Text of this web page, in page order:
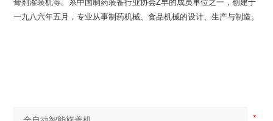
膏剂灌装机等。系中国制药装备行业协会Z早的成员单位之一，创建于
一九八六年五月，专业从事制药机械、食品机械的设计、生产与制造。